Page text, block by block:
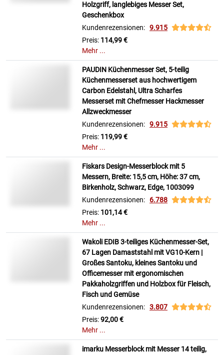
Holzgriff, langlebiges Messer Set,
Geschenkbox
Kundenrezensionen: 9.915
Preis: 114,99 €
Mehr ...
PAUDIN Küchenmesser Set, 5-teilig
Küchenmesserset aus hochwertigem
Carbon Edelstahl, Ultra Scharfes
Messerset mit Chefmesser Hackmesser
Allzweckmesser
Kundenrezensionen: 9.915
Preis: 119,99 €
Mehr ...
Fiskars Design-Messerblock mit 5
Messern, Breite: 15,5 cm, Höhe: 37 cm,
Birkenholz, Schwarz, Edge, 1003099
Kundenrezensionen: 6.788
Preis: 101,14 €
Mehr ...
Wakoli EDIB 3-teiliges Küchenmesser-Set,
67 Lagen Damaststahl mit VG10-Kern |
Großes Santoku, kleines Santoku und
Officemesser mit ergonomischen
Pakkaholzgriffen und Holzbox für Fleisch,
Fisch und Gemüse
Kundenrezensionen: 3.807
Preis:92,00 €
Mehr ...
imarku Messerblock mit Messer 14 teilig,